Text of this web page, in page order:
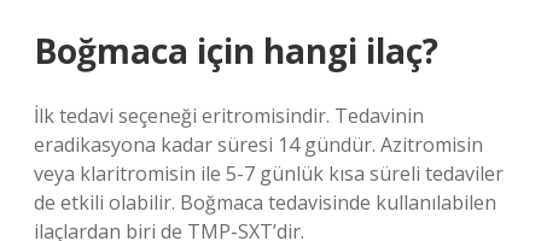
Boğmaca için hangi ilaç?
İlk tedavi seçeneği eritromisindir. Tedavinin
eradikasyona kadar süresi 14 gündür. Azitromisin
veya klaritromisin ile 5-7 günlük kısa süreli tedaviler
de etkili olabilir. Boğmaca tedavisinde kullanılabilen
ilaçlardan biri de TMP-SXT’dir.